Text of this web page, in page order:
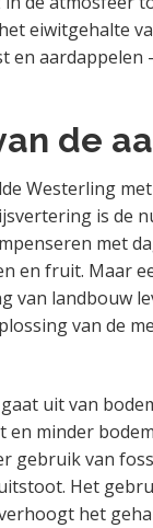
eiwitgehalte
en aardappelen
de
Westerling
is de
met
en fruit. Maar
van landbouw
van de
uit van
en minder
gebruik van
Het
het